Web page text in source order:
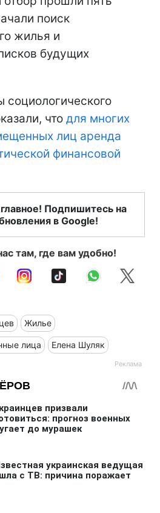
поиск
жилья и
будущих
социологического
что для многих
лиц аренда
финансовой
Подпишитесь на
в Google!
там, где вам удобно!
Жилье
лица Елена Шуляк